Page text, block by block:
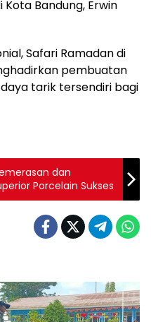
Bandung, Erwin
Safari Ramadan di
pembuatan
tarik tersendiri bagi
dan
Porcelain Sukses